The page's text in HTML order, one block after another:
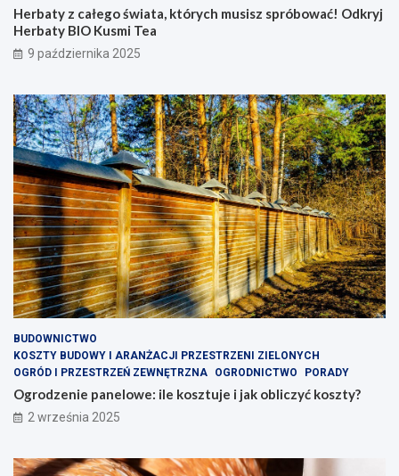
Herbaty z całego świata, których musisz spróbować! Odkryj
Herbaty BIO Kusmi Tea
9 października 2025
BUDOWNICTWO
KOSZTY BUDOWY I ARANŻACJI PRZESTRZENI ZIELONYCH
OGRÓD I PRZESTRZEŃ ZEWNĘTRZNA
OGRODNICTWO PORADY
Ogrodzenie panelowe: ile kosztuje i jak obliczyć koszty?
2 września 2025